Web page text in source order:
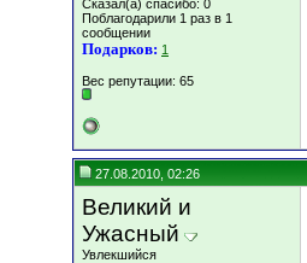
Сказал(а) спасибо: 0
Поблагодарили 1 раз в 1
сообщении
Подарков: 1
Вес репутации: 65
27.08.2010, 02:26
Великий и
Ужасный
Увлекшийся